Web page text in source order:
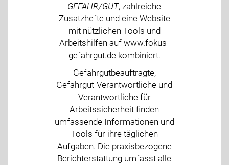
GEFAHR/GUT, zahlreiche
Zusatzhefte und eine Website
mit nützlichen Tools und
Arbeitshilfen auf www.fokus-
gefahrgut.de kombiniert.
Gefahrgutbeauftragte,
Gefahrgut-Verantwortliche und
Verantwortliche für
Arbeitssicherheit finden
umfassende Informationen und
Tools für ihre täglichen
Aufgaben. Die praxisbezogene
Berichterstattung umfasst alle